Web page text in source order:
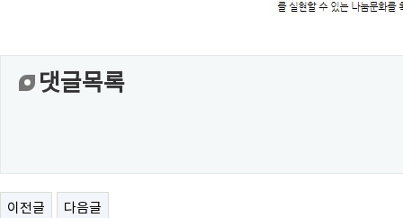
댓글목록
이전글 다음글